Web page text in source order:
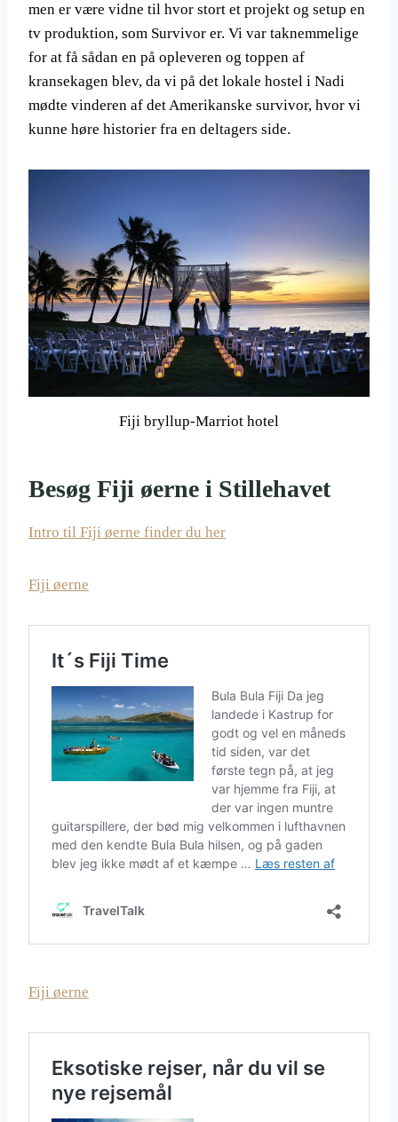
men er være vidne til hvor stort et projekt og setup en
tv produktion, som Survivor er. Vi var taknemmelige
for at få sådan en på opleveren og toppen af
kransekagen blev, da vi på det lokale hostel i Nadi
mødte vinderen af det Amerikanske survivor, hvor vi
kunne høre historier fra en deltagers side.
Fiji bryllup-Marriot hotel
Besøg Fiji øerne i Stillehavet
Intro til Fiji øerne finder du her
Fiji øerne
Fiji øerne